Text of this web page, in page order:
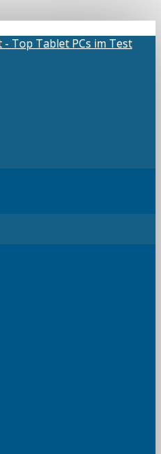
- Top Tablet PCs im Test